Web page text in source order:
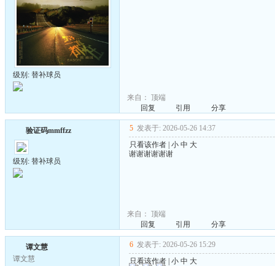
级别: 替补球员
来自： 顶端
回复
引用 分享
验证码mmffzz
级别: 替补球员
5 发表于: 2026-05-26 14:37
只看该作者 小 中 大
谢谢谢谢谢谢
来自： 顶端
回复
引用 分享
谭文慧
谭文慧
6 发表于: 2026-05-26 15:29
只看该作者 小 中 大